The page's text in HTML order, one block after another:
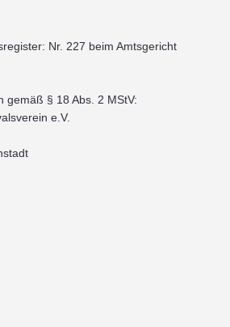
Nr. 227 beim Amtsgericht
gemäß § 18 Abs. 2 MStV:
e.V.